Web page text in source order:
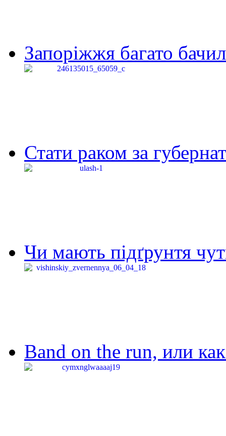
Запоріжжя багато
Стати раком за
Чи мають підґрунтя
Band on the run, или